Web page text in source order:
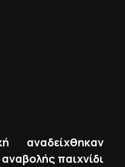
αναδείχθηκαν
παιχνίδι